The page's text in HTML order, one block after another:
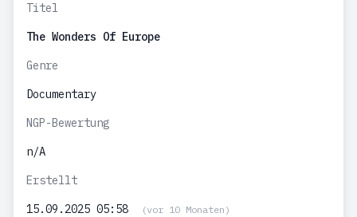
Titel
The Wonders Of Europe
Genre
Documentary
NGP-Bewertung
n/A
Erstellt
15.09.2025 05:58
(vor 10 Monaten)